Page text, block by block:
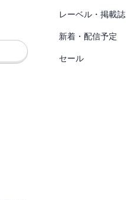
レーベル・掲載誌
新着・配信予定
セール